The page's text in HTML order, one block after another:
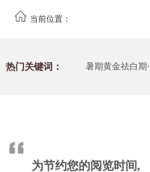
当前位置：
热门关键词： 暑期黄金祛白期·
为节约您的阅览时间,